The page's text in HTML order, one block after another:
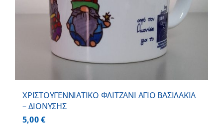
ΧΡΙΣΤΟΥΓΕΝΝΙΑΤΙΚΟ ΦΛΙΤΖΑΝΙ ΑΓΙΟ ΒΑΣΙΛΑΚΙΑ
– ΔΙΟΝΥΣΗΣ
5,00€